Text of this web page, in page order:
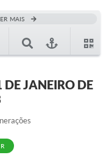
MAIS
DE JANEIRO DE